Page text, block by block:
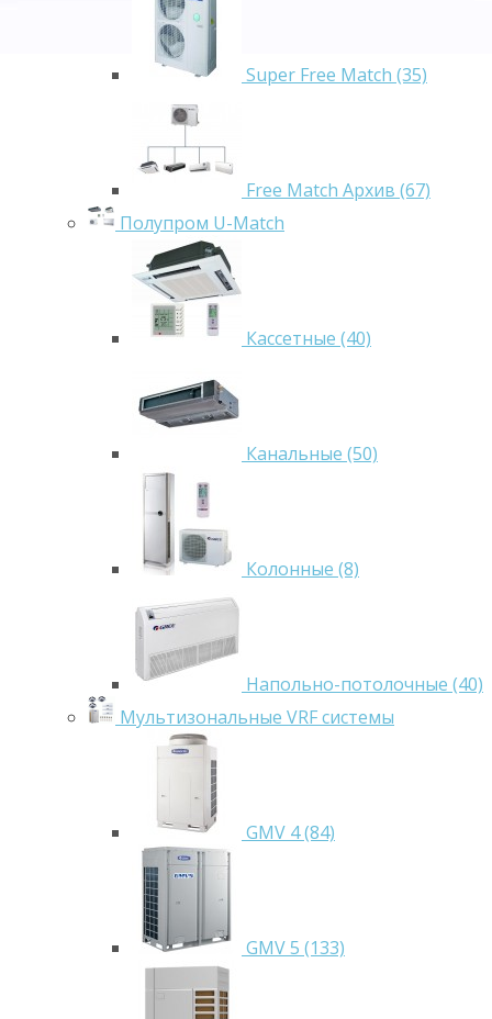
Super Free Match (35)
Free Match Архив (67)
Полупром U-Match
Кассетные (40)
Канальные (50)
Колонные (8)
Напольно-потолочные (40)
Мультизональные VRF системы
GMV 4 (84)
GMV 5 (133)